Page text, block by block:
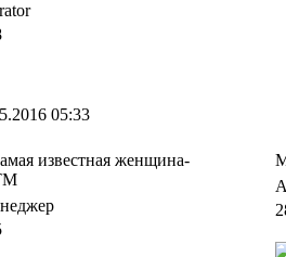
05:33
известная женщина-